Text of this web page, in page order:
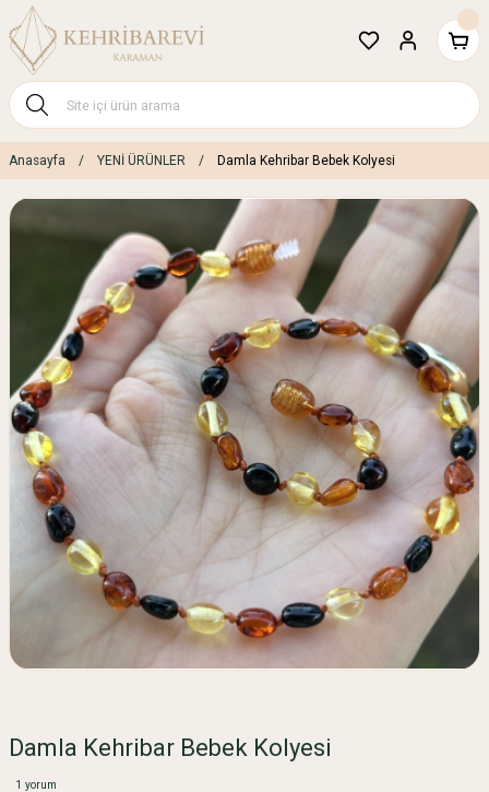
Anasayfa YENİ ÜRÜNLER Damla Kehribar Bebek Kolyesi
Damla Kehribar Bebek Kolyesi
1 yorum